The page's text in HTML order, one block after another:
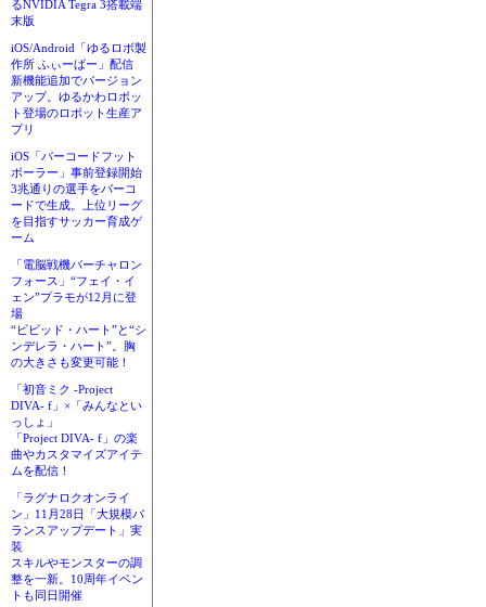
るNVIDIA Tegra 3搭載端
末版
iOS/Android「ゆるロボ製
作所 ふぃーばー」配信
新機能追加でバージョン
アップ。ゆるかわロボッ
ト登場のロボット生産ア
プリ
iOS「バーコードフット
ボーラー」事前登録開始
3兆通りの選手をバーコ
ードで生成。上位リーグ
を目指すサッカー育成ゲ
ーム
「電脳戦機バーチャロン
フォース」“フェイ・イ
ェン”プラモが12月に登
場
“ビビッド・ハート”と“シ
ンデレラ・ハート”。胸
の大きさも変更可能！
「初音ミク -Project
DIVA- f」×「みんなとい
っしょ」
「Project DIVA- f」の楽
曲やカスタマイズアイテ
ムを配信！
「ラグナロクオンライ
ン」11月28日「大規模バ
ランスアップデート」実
装
スキルやモンスターの調
整を一新。10周年イベン
トも同日開催